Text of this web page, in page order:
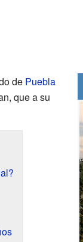
de Puebla
que a su